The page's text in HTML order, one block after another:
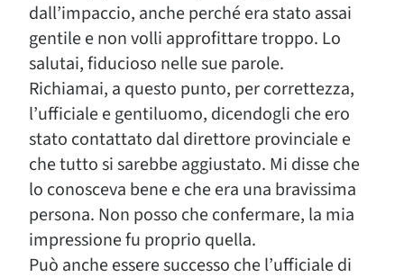
dall’impaccio, anche perché era stato assai
gentile e non volli approfittare troppo. Lo
salutai, fiducioso nelle sue parole.
Richiamai, a questo punto, per correttezza,
l’ufficiale e gentiluomo, dicendogli che ero
stato contattato dal direttore provinciale e
che tutto si sarebbe aggiustato. Mi disse che
lo conosceva bene e che era una bravissima
persona. Non posso che confermare, la mia
impressione fu proprio quella.
Può anche essere successo che l’ufficiale di